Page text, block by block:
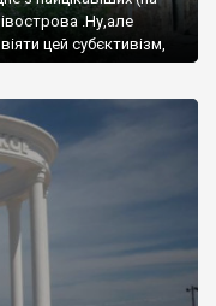
.Ну,але
цей субєктивізм,